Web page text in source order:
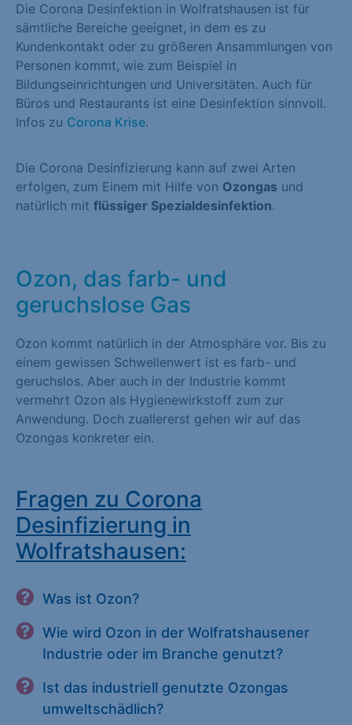
Die Corona Desinfektion in Wolfratshausen ist für
sämtliche Bereiche geeignet, in dem es zu
Kundenkontakt oder zu größeren Ansammlungen von
Personen kommt, wie zum Beispiel in
Bildungseinrichtungen und Universitäten. Auch für
Büros und Restaurants ist eine Desinfektion sinnvoll.
Infos zu Corona Krise.
Die Corona Desinfizierung kann auf zwei Arten
erfolgen, zum Einem mit Hilfe von Ozongas und
natürlich mit flüssiger Spezialdesinfektion.
Ozon, das farb- und
geruchslose Gas
Ozon kommt natürlich in der Atmosphäre vor. Bis zu
einem gewissen Schwellenwert ist es farb- und
geruchslos. Aber auch in der Industrie kommt
vermehrt Ozon als Hygienewirkstoff zum zur
Anwendung. Doch zuallererst gehen wir auf das
Ozongas konkreter ein.
Fragen zu Corona
Desinfizierung in
Wolfratshausen:
Was ist Ozon?
Wie wird Ozon in der Wolfratshausener
Industrie oder im Branche genutzt?
Ist das industriell genutzte Ozongas
umweltschädlich?